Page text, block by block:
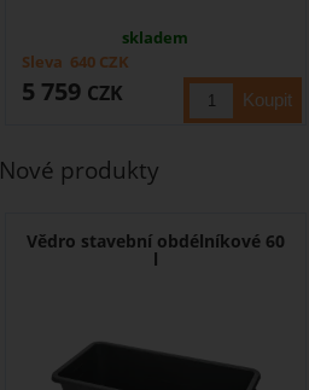
skladem
5 759 CZK
Sleva 640 CZK
Nové produkty
Vědro stavební obdélníkové 60
l